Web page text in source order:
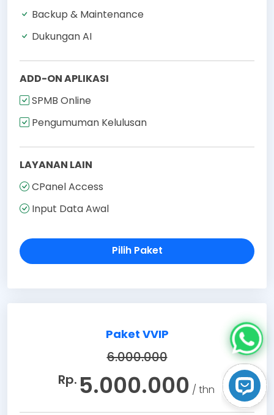
Backup & Maintenance
Dukungan AI
ADD-ON APLIKASI
SPMB Online
Pengumuman Kelulusan
LAYANAN LAIN
CPanel Access
Input Data Awal
Pilih Paket
Paket VVIP
6.000.000
Rp. 5.000.000 / thn